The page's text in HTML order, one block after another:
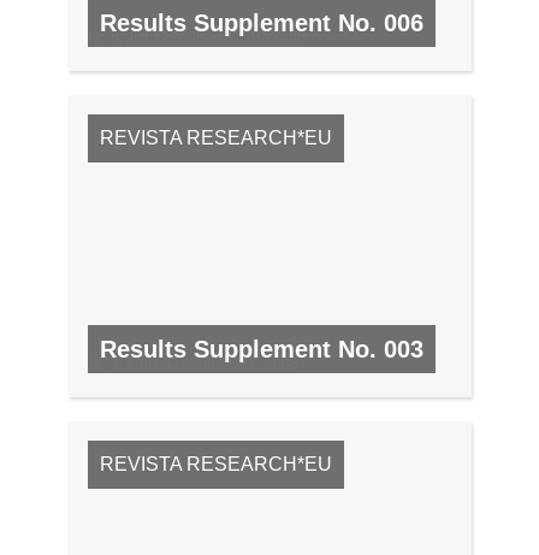
Results Supplement No. 006
N.º 6, JULIO 2008/AGOSTO 2008
REVISTA RESEARCH*EU
Results Supplement No. 003
N.º 3, MARZO 2008/ABRIL 2008
REVISTA RESEARCH*EU